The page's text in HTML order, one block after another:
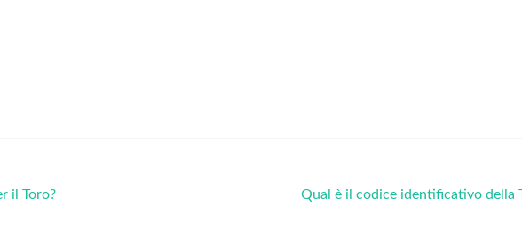
il Toro? Qual è il codice identificativo della